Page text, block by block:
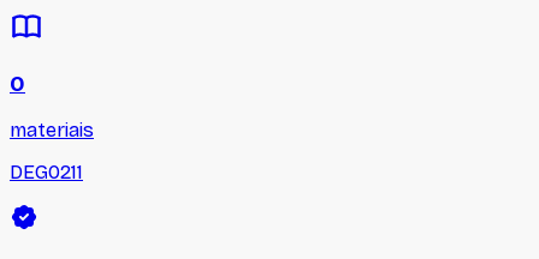
0
materiais
DEG0211